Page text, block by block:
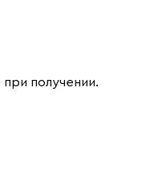
получении.